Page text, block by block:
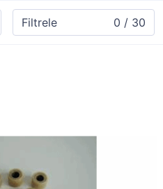
Filtrele 0 / 30